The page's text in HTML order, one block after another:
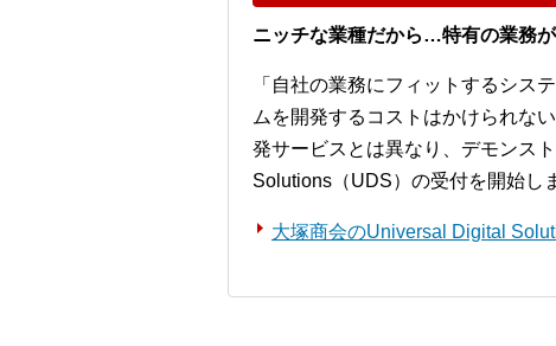
ニッチな業種だから…特有の業務
「自社の業務にフィットするシス
ムを開発するコストはかけられな
発サービスとは異なり、デモンス
Solutions（UDS）の受付を開始し
大塚商会のUniversal Digital